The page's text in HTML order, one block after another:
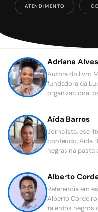
ATENDIMENTO
Adriana Alves
Autora do livro
fundadora da
organizacional
Aída Barros
Jornalista,
conteúdo, Aída
negras na pasta
Alberto
Referência em
Alberto
talentos negros